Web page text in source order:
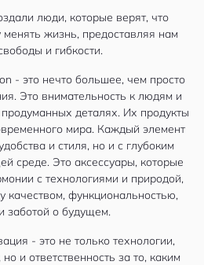
люди, которые верят, что
жизнь, предоставляя нам
и гибкости.
- это нечто большее, чем просто
Это внимательность к людям и
деталях. Их продукты
мира. Каждый элемент
и стиля, но и с глубоким
среде. Это аксессуары, которые
с технологиями и природой,
качеством, функциональностью,
заботой о будущем.
- это не только технологии,
и ответственность за то, каким